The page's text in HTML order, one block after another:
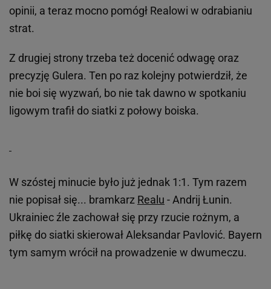
opinii, a teraz mocno pomógł Realowi w odrabianiu
strat.
Z drugiej strony trzeba też docenić odwagę oraz
precyzję Gulera. Ten po raz kolejny potwierdził, że
nie boi się wyzwań, bo nie tak dawno w spotkaniu
ligowym trafił do siatki z połowy boiska.
W szóstej minucie było już jednak 1:1. Tym razem
nie popisał się... bramkarz Realu - Andrij Łunin.
Ukrainiec źle zachował się przy rzucie rożnym, a
piłkę do siatki skierował Aleksandar Pavlović. Bayern
tym samym wrócił na prowadzenie w dwumeczu.